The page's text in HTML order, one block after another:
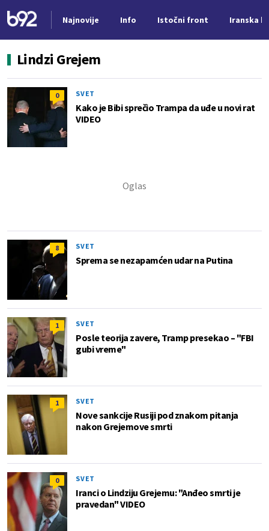
Najnovije Info Istočni front Iranska
Lindzi Grejem
0 SVET
Kako je Bibi sprečio Trampa da uđe u novi rat
VIDEO
8 SVET
Sprema se nezapamćen udar na Putina
1 SVET
Posle teorija zavere, Tramp presekao – "FBI
gubi vreme"
1 SVET
Nove sankcije Rusiji pod znakom pitanja
nakon Grejemove smrti
0 SVET
Iranci o Lindziju Grejemu: "Anđeo smrti je
pravedan" VIDEO